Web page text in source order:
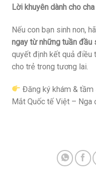
Lời khuyên dành cho
Nếu con bạn sinh non,
ngay từ những tuần đầu
quyết định kết quả điều
cho trẻ trong tương lai.
Đăng ký khám &
Mắt Quốc tế Việt – Nga